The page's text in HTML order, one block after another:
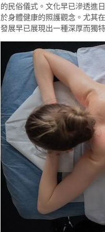
的民俗儀式。文化早已滲透進
於身體健康的照護觀念。尤其
發展早已展現出一種深厚而獨